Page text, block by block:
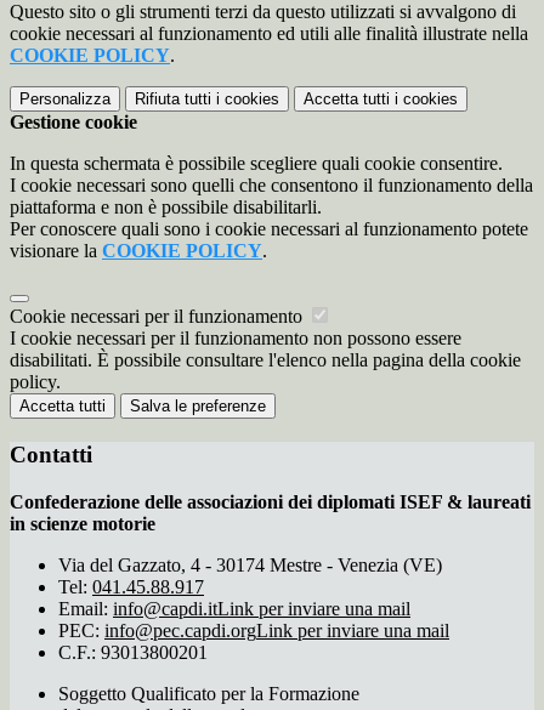
Questo sito o gli strumenti terzi da questo utilizzati si avvalgono di
cookie necessari al funzionamento ed utili alle finalità illustrate nella
COOKIE POLICY.
Personalizza Rifiuta tutti i cookies Accetta tutti i cookies
Gestione cookie
In questa schermata è possibile scegliere quali cookie consentire.
I cookie necessari sono quelli che consentono il funzionamento della
piattaforma e non è possibile disabilitarli.
Per conoscere quali sono i cookie necessari al funzionamento potete
visionare la COOKIE POLICY.
Cookie necessari per il funzionamento
I cookie necessari per il funzionamento non possono essere
disabilitati. È possibile consultare l'elenco nella pagina della cookie
policy.
Accetta tutti Salva le preferenze
Contatti
Confederazione delle associazioni dei diplomati ISEF & laureati
in scienze motorie
Via del Gazzato, 4 - 30174 Mestre - Venezia (VE)
Tel: 041.45.88.917
Email: info@capdi.itLink per inviare una mail
PEC: info@pec.capdi.orgLink per inviare una mail
C.F.: 93013800201
Soggetto Qualificato per la Formazione